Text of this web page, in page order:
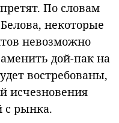
По словам
некоторые
невозможно
дой-пак на
востребованы,
исчезновения
с рынка.